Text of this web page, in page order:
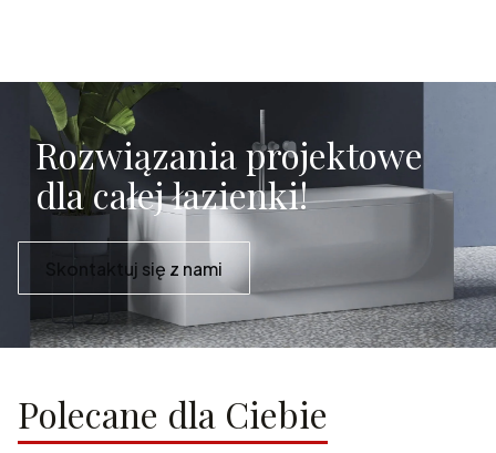
Rozwiązania projektowe
dla całej łazienki!
Skontaktuj się z nami
Polecane dla Ciebie